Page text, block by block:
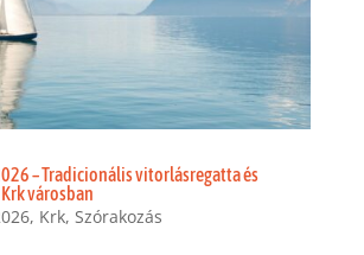
– Tradicionális vitorlásregatta és
városban
, Krk, Szórakozás